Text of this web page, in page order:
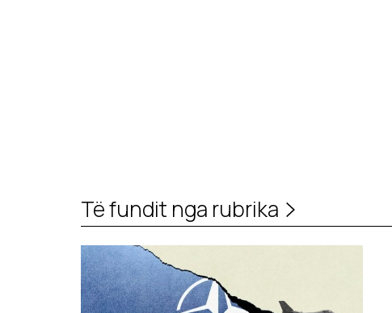
Të fundit nga rubrika